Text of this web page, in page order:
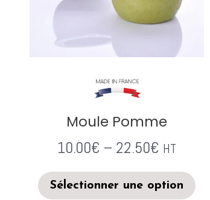
Moule Pomme
10.00€ – 22.50€ HT
Sélectionner une option